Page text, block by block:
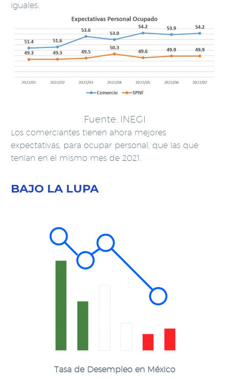
iguales.
Fuente: INEGI
Los comerciantes tienen ahora mejores
expectativas, para ocupar personal, que las que
tenían en el mismo mes de 2021.
BAJO LA LUPA
Tasa de Desempleo en México